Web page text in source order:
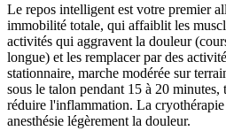
Le repos intelligent est votre premier
immobilité totale, qui affaiblit les
activités qui aggravent la douleur
longue) et les remplacer par des
stationnaire, marche modérée sur
sous le talon pendant 15 à 20
réduire l'inflammation. La
anesthésie légèrement la douleur.